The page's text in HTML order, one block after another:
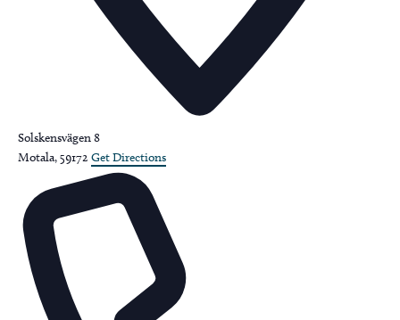
Solskensvägen 8
Motala, 59172 Get Directions